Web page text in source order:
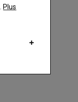
Plus